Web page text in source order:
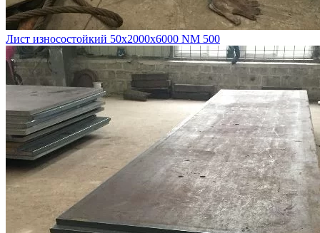
Лист износостойкий 50х2000х6000 NM 500